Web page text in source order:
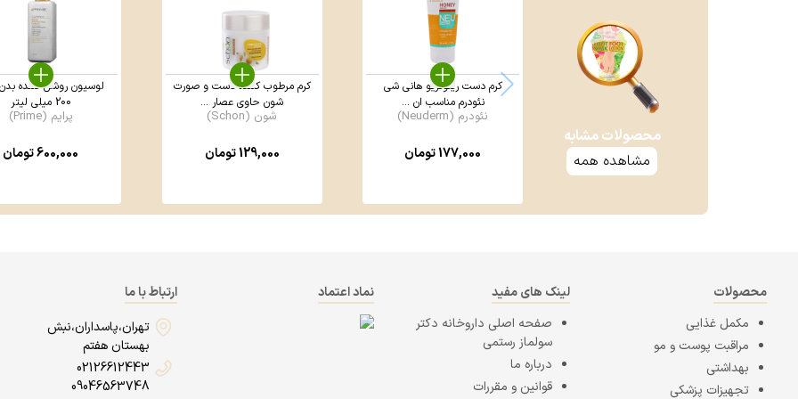
محصولات مشابه
مشاهده همه
کرم دست رینوتریو هانی شی
نئودرم مناسب ان ...
نئودرم (Neuderm)
177,000تومان
کرم مرطوب کننده دست و صورت
شون حاوی عصار ...
شون (Schon)
129,000تومان
لوسیون روشن کننده
200 میلی لیتر
پرایم (Prime)
600,000تومان
محصولات
مکمل غذایی
مراقبت پوست و مو
بهداشتی
تجهیزات پزشکی
لینک های مفید
صفحه اصلی داروخانه دکتر
سولماز رستمی
درباره ما
قوانین و مقررات
نماد اعتماد
ارتباط با ما
تهران،پاسداران،نبش
بهستان هفتم
02126612443
09046563748